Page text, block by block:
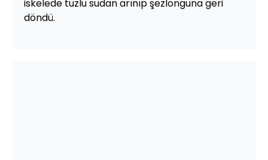
iskelede tuzlu sudan arınıp şezlonguna geri
döndü.